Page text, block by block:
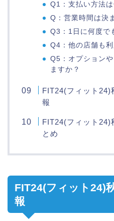
Q1：支払い方法
Q：営業時間は決
Q3：1日に何度で
Q4：他の店舗も
Q5：オプション
ますか？
FIT24(フィット24)
報
FIT24(フィット24)
とめ
FIT24(フィット24)
報